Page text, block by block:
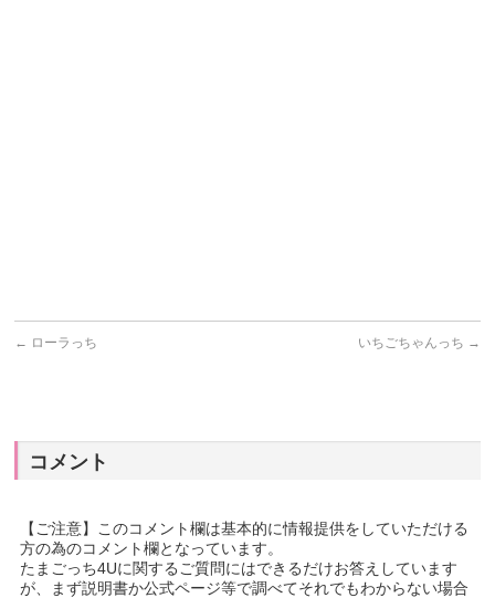
← ローラっち いちごちゃんっち →
コメント
【ご注意】このコメント欄は基本的に情報提供をしていただける
方の為のコメント欄となっています。
たまごっち4Uに関するご質問にはできるだけお答えしています
が、まず説明書か公式ページ等で調べてそれでもわからない場合